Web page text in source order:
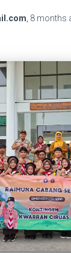
, 8 months